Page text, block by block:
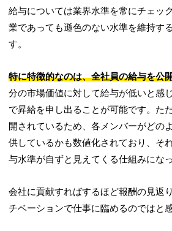
給与については業界水準を常にチェッ
業であっても遜色のない水準を維持す
す。
特に特徴的なのは、全社員の給与を公
分の市場価値に対して給与が低いと感
で昇給を申し出ることが可能です。た
開されているため、各メンバーがどの
供しているかも数値化されており、そ
与水準が自ずと見えてくる仕組みにな
会社に貢献すればするほど報酬の見返
チベーションで仕事に臨めるのではと